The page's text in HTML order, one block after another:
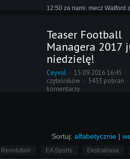
12:50 za nami, mecz Watford
Football Managera 2017.
wszystkim pozostałym!
Teaser Football
Managera 2017
niedzielę!
Ceyvol 15.09.2016 16:45
czytelników
5433 pobrań
komentarzy
zwiastun Football Managera
Sortuj: alfabetycznie |
Revolution EA Sports
Ekstraklasa